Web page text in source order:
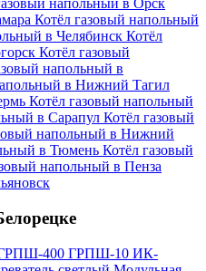
напольный в Орск
Котёл газовый напольный
в Челябинск Котёл
Котёл газовый
напольный в
в Нижний Тагил
Котёл газовый напольный
в Сарапул Котёл газовый
напольный в Нижний
в Тюмень Котёл газовый
напольный в Пенза
400 ГРПШ-10 ИК-